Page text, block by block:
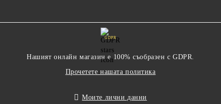
GDPR
Нашият онлайн магазин е 100% съобразен с GDPR.
Прочетете нашата политика
Моите лични данни